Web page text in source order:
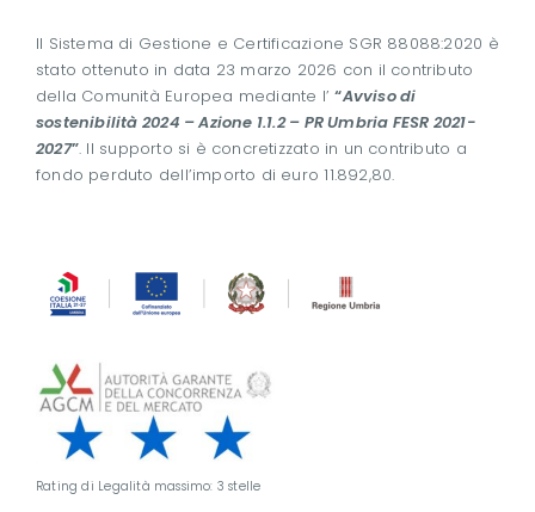
Il Sistema di Gestione e Certificazione SGR 88088:2020 è
stato ottenuto in data 23 marzo 2026 con il contributo
della Comunità Europea mediante l’“Avviso di
sostenibilità 2024 – Azione 1.1.2 – PR Umbria FESR 2021-
2027”. Il supporto si è concretizzato in un contributo a
fondo perduto dell’importo di euro 11.892,80.
Rating di Legalità massimo: 3 stelle